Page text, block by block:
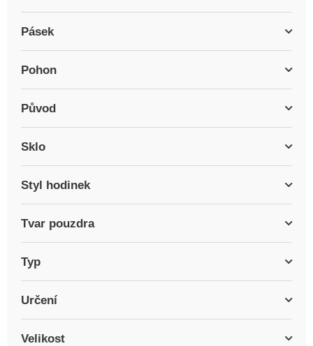
Pásek
Pohon
Původ
Sklo
Styl hodinek
Tvar pouzdra
Typ
Určení
Velikost